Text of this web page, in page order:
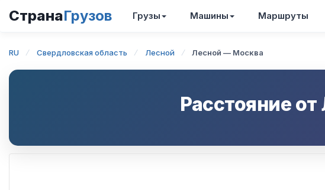
СтранаГрузов Грузы Машины Маршруты
RU Свердловская область Лесной Лесной — Москва
Расстояние от